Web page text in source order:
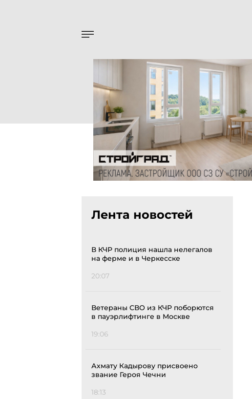
Лента новостей
В КЧР полиция нашла нелегалов
на ферме и в Черкесске
20:07
Ветераны СВО из КЧР поборются
в пауэрлифтинге в Москве
19:06
Ахмату Кадырову присвоено
звание Героя Чечни
18:13